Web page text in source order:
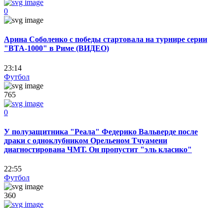
0
Арина Соболенко с победы стартовала на турнире серии
"ВТА-1000" в Риме (ВИДЕО)
23:14
Футбол
765
0
У полузащитника "Реала" Федерико Вальверде после
драки с одноклубником Орельеном Тчуамени
диагностирована ЧМТ. Он пропустит "эль класико"
22:55
Футбол
360